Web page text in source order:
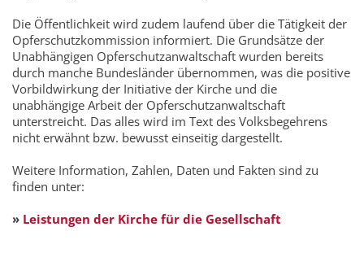
Die Öffentlichkeit wird zudem laufend über die Tätigkeit der
Opferschutzkommission informiert. Die Grundsätze der
Unabhängigen Opferschutzanwaltschaft wurden bereits
durch manche Bundesländer übernommen, was die positive
Vorbildwirkung der Initiative der Kirche und die
unabhängige Arbeit der Opferschutzanwaltschaft
unterstreicht. Das alles wird im Text des Volksbegehrens
nicht erwähnt bzw. bewusst einseitig dargestellt.
Weitere Information, Zahlen, Daten und Fakten sind zu
finden unter:
» Leistungen der Kirche für die Gesellschaft